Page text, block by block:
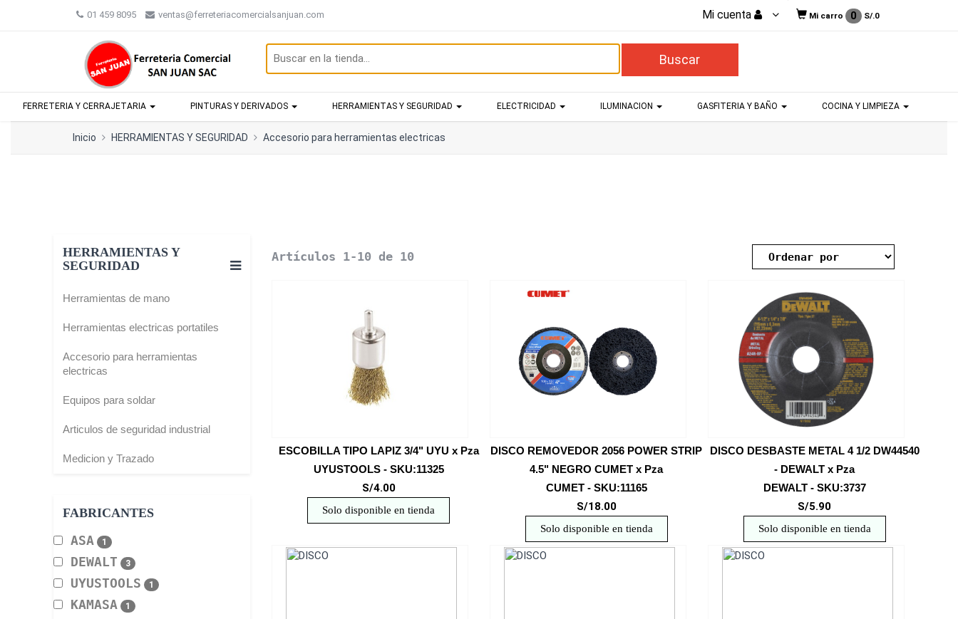
01 459 8095 ventas@ferreteriacomercialsanjuan.com Mi cuenta Mi carro 0 S/.0
FERRETERIA Y CERRAJETARIA PINTURAS Y DERIVADOS HERRAMIENTAS Y SEGURIDAD ELECTRICIDAD ILUMINACION GASFITERIA Y BAÑO COCINA Y LIMPIEZA
Inicio HERRAMIENTAS Y SEGURIDAD Accesorio para herramientas electricas
HERRAMIENTAS Y
SEGURIDAD
Herramientas de mano
Herramientas electricas portatiles
Accesorio para herramientas
electricas
Equipos para soldar
Articulos de seguridad industrial
Medicion y Trazado
FABRICANTES
ASA 1
DEWALT 3
UYUSTOOLS 1
KAMASA 1
Artículos 1-10 de 10
ESCOBILLA TIPO LAPIZ 3/4" UYU x Pza
UYUSTOOLS - SKU:11325
S/4.00
Solo disponible en tienda
DISCO REMOVEDOR 2056 POWER STRIP
4.5" NEGRO CUMET x Pza
CUMET - SKU:11165
S/18.00
Solo disponible en tienda
DISCO DESBASTE METAL 4 1/2 DW44540
- DEWALT x Pza
DEWALT - SKU:3737
S/5.90
Solo disponible en tienda